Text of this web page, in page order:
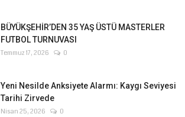
BÜYÜKŞEHİR’DEN 35 YAŞ ÜSTÜ MASTERLER
FUTBOL TURNUVASI
Temmuz 17, 2026 0
Yeni Nesilde Anksiyete Alarmı: Kaygı Seviyesi
Tarihi Zirvede
Nisan 25, 2026 0